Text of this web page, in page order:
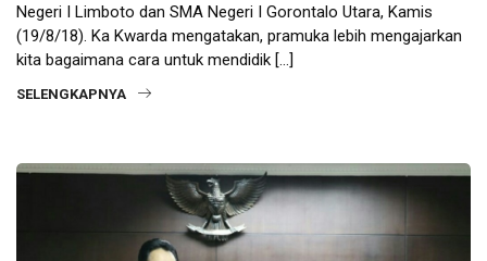
Negeri I Limboto dan SMA Negeri I Gorontalo Utara, Kamis
(19/8/18). Ka Kwarda mengatakan, pramuka lebih mengajarkan
kita bagaimana cara untuk mendidik […]
SELENGKAPNYA